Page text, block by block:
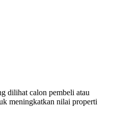
dilihat calon pembeli atau
meningkatkan nilai properti